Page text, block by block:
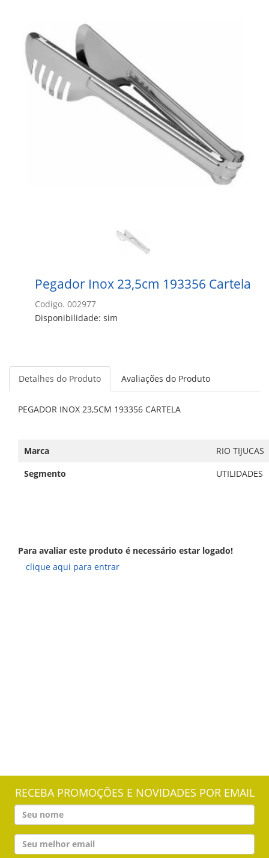
Pegador Inox 23,5cm 193356 Cartela
Codigo. 002977
Disponibilidade: sim
Detalhes do Produto Avaliações do Produto
PEGADOR INOX 23,5CM 193356 CARTELA
Marca
RIO TIJUCAS
Segmento
UTILIDADES
Para avaliar este produto é necessário estar logado!
clique aqui para entrar
RECEBA PROMOÇÕES E NOVIDADES POR EMAIL